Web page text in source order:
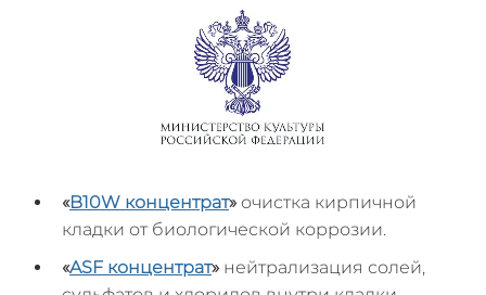
«B10W концентрат» очистка кирпичной
кладки от биологической коррозии.
«ASF концентрат» нейтрализация солей,